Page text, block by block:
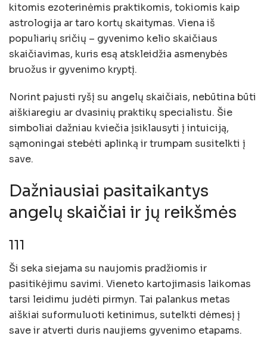
kitomis ezoterinėmis praktikomis, tokiomis kaip
astrologija ar taro kortų skaitymas. Viena iš
populiarių sričių – gyvenimo kelio skaičiaus
skaičiavimas, kuris esą atskleidžia asmenybės
bruožus ir gyvenimo kryptį.
Norint pajusti ryšį su angelų skaičiais, nebūtina būti
aiškiaregiu ar dvasinių praktikų specialistu. Šie
simboliai dažniau kviečia įsiklausyti į intuiciją,
sąmoningai stebėti aplinką ir trumpam susitelkti į
save.
Dažniausiai pasitaikantys
angelų skaičiai ir jų reikšmės
111
Ši seka siejama su naujomis pradžiomis ir
pasitikėjimu savimi. Vieneto kartojimasis laikomas
tarsi leidimu judėti pirmyn. Tai palankus metas
aiškiai suformuluoti ketinimus, sutelkti dėmesį į
save ir atverti duris naujiems gyvenimo etapams.